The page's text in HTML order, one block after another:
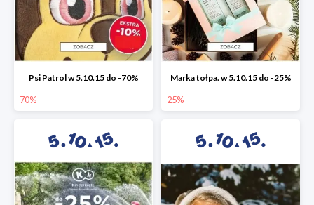
Psi Patrol w 5.10.15 do -70%
70%
Marka tołpa. w 5.10.15 do -25%
25%